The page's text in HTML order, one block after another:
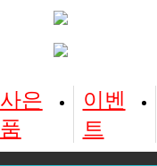
품 트